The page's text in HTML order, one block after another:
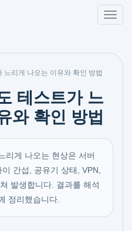
느리게 나오는 이유와 확인 방법
테스트가 느
와 확인 방법
리게 나오는 현상은 서버
간섭, 공유기 상태, VPN,
발생합니다. 결과를 해석
정리했습니다.